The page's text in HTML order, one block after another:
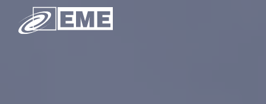
Overslaan en naar de inhoud gaan